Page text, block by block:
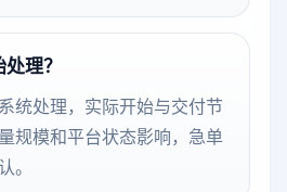
理？
统处理，实际开始与交付节
规模和平台状态影响，急单
。